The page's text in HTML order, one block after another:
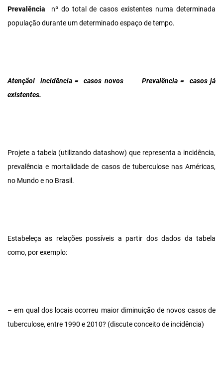
Prevalência nº do total de casos existentes numa determinada
população durante um determinado espaço de tempo.
Atenção! incidência = casos novos Prevalência = casos já
existentes.
Projete a tabela (utilizando datashow) que representa a incidência,
prevalência e mortalidade de casos de tuberculose nas Américas,
no Mundo e no Brasil.
Estabeleça as relações possíveis a partir dos dados da tabela
como, por exemplo:
– em qual dos locais ocorreu maior diminuição de novos casos de
tuberculose, entre 1990 e 2010? (discute conceito de incidência)